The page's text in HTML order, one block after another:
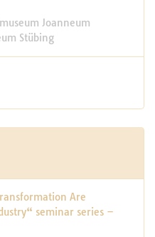
Joanneum
Stübing
Are
seminar series –